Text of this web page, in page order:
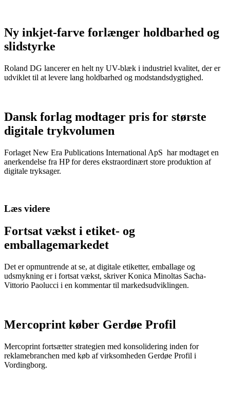
Ny inkjet-farve forlænger holdbarhed og
slidstyrke
Roland DG lancerer en helt ny UV-blæk i industriel kvalitet, der er
udviklet til at levere lang holdbarhed og modstandsdygtighed.
Dansk forlag modtager pris for største
digitale trykvolumen
Forlaget New Era Publications International ApS har modtaget en
anerkendelse fra HP for deres ekstraordinært store produktion af
digitale tryksager.
Læs videre
Fortsat vækst i etiket- og
emballagemarkedet
Det er opmuntrende at se, at digitale etiketter, emballage og
udsmykning er i fortsat vækst, skriver Konica Minoltas Sacha-
Vittorio Paolucci i en kommentar til markedsudviklingen.
Mercoprint køber Gerdøe Profil
Mercoprint fortsætter strategien med konsolidering inden for
reklamebranchen med køb af virksomheden Gerdøe Profil i
Vordingborg.